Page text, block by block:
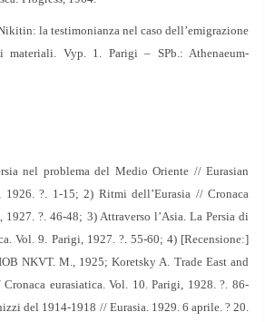
la testimonianza nel caso dell’emigrazione
materiali. Vyp. 1. Parigi – SPb.: Athenaeum-
nel problema del Medio Oriente // Eurasian
1926. ?. 1-15; 2) Ritmi dell’Eurasia // Cronaca
1927. ?. 46-48; 3) Attraverso l’Asia. La Persia di
Vol. 9. Parigi, 1927. ?. 55-60; 4) [Recensione:]
NKVT. M., 1925; Koretsky A. Trade East and
Cronaca eurasiatica. Vol. 10. Parigi, 1928. ?. 86-
del 1914-1918 // Eurasia. 1929. 6 aprile. ? 20.